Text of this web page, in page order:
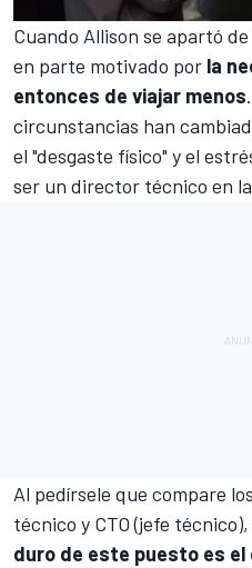
Cuando Allison se apartó
en parte motivado por la
entonces de viajar menos
circunstancias han
el "desgaste físico" y el
ser un director técnico en
Al pedírsele que compare
técnico y CTO (jefe
duro de este puesto es